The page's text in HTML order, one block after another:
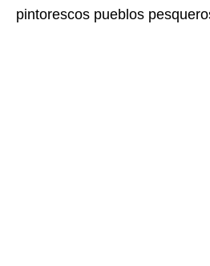
pintorescos pueblos